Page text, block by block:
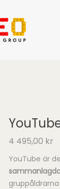
4 495,00 kr
YouTube är